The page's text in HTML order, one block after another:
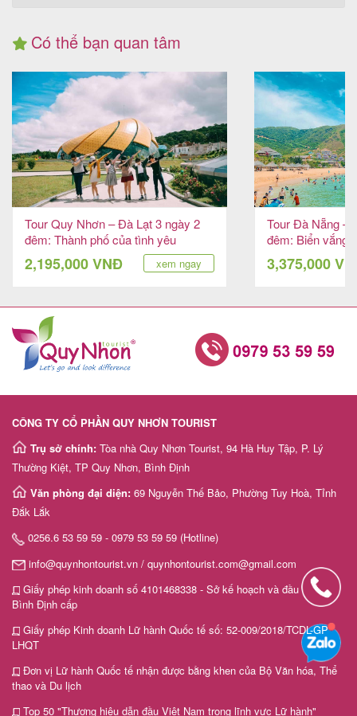
Có thể bạn quan tâm
Tour Quy Nhơn – Đà Lạt 3 ngày 2
đêm: Thành phố của tình yêu
2,195,000 VNĐ xem ngay
Tour Đà Nẵng –
đêm: Biển vắng
3,375,000
CÔNG TY CỔ PHẦN QUY NHƠN TOURIST
Trụ sở chính: Tòa nhà Quy Nhơn Tourist, 94 Hà Huy Tập, P. Lý
Thường Kiệt, TP Quy Nhơn, Bình Định
Văn phòng đại diện: 69 Nguyễn Thế Bảo, Phường Tuy Hoà, Tỉnh
Đắk Lắk
0256.6 53 59 59 - 0979 53 59 59 (Hotline)
info@quynhontourist.vn / quynhontourist.com@gmail.com
Giấy phép kinh doanh số 4101468338 - Sở kế hoạch và đầu tư tỉnh
Bình Định cấp
Giấy phép Kinh doanh Lữ hành Quốc tế số: 52-009/2018/TCDL-GP
LHQT
Đơn vị Lữ hành Quốc tế nhận được bằng khen của Bộ Văn hóa, Thể
thao và Du lịch
Top 50 "Thương hiệu dẫn đầu Việt Nam trong lĩnh vực Lữ hành"